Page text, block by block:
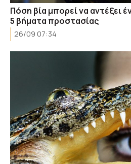
Πόση βία μπορεί να αντέξει
5 βήματα προστασίας
26/09 07:34